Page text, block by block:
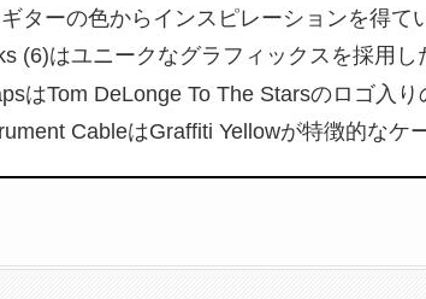
ターの色からインスピレーションを得て
(6)はユニークなグラフィックスを採用し
はTom DeLonge To The Starsのロゴ入
CableはGraffiti Yellowが特徴的なケ